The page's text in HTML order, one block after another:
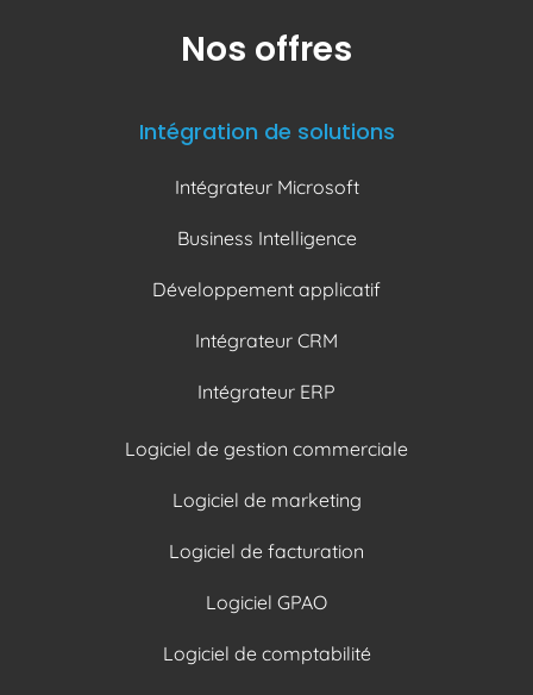
Nos offres
Intégration de solutions
Intégrateur Microsoft
Business Intelligence
Développement applicatif
Intégrateur CRM
Intégrateur ERP
Logiciel de gestion commerciale
Logiciel de marketing
Logiciel de facturation
Logiciel GPAO
Logiciel de comptabilité